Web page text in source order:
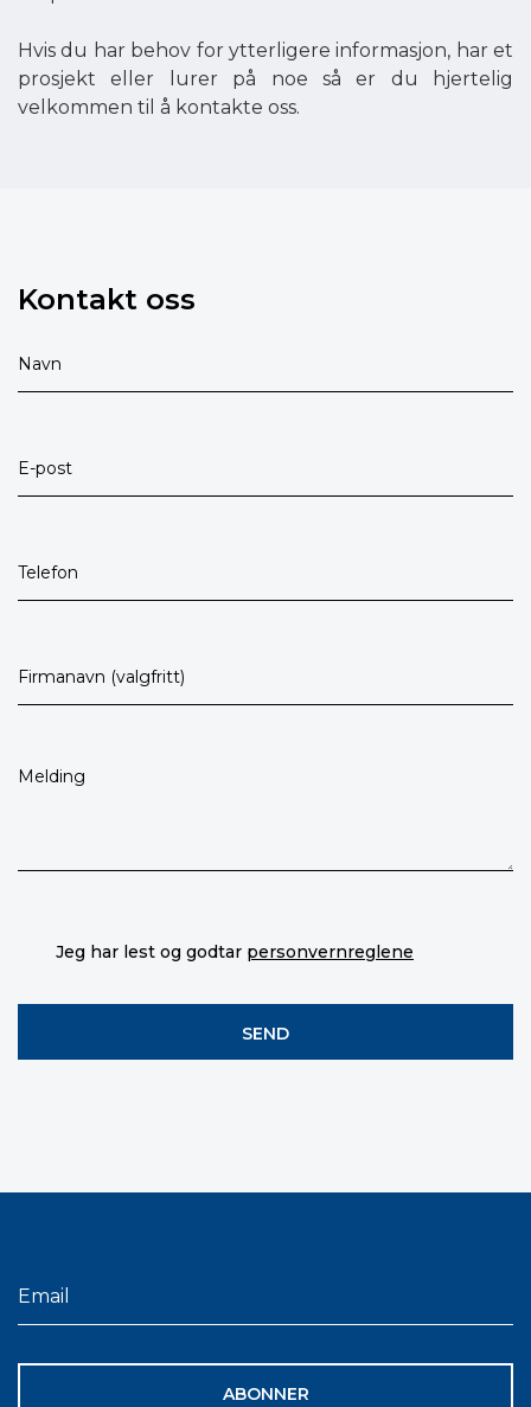
Hvis du har behov for ytterligere informasjon, har et
prosjekt eller lurer på noe så er du hjertelig
velkommen til å kontakte oss.
Kontakt oss
Jeg har lest og godtar personvernreglene
ABONNER